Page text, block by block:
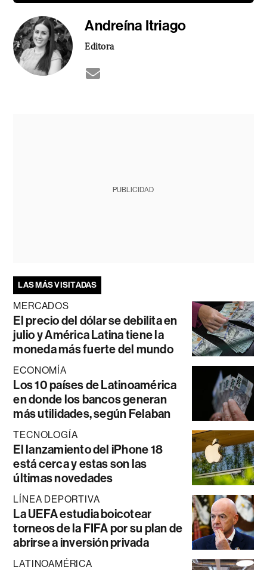
Andreína Itriago
Editora
PUBLICIDAD
LAS MÁS VISITADAS
MERCADOS
El precio del dólar se debilita en
julio y América Latina tiene la
moneda más fuerte del mundo
ECONOMÍA
Los 10 países de Latinoamérica
en donde los bancos generan
más utilidades, según Felaban
TECNOLOGÍA
El lanzamiento del iPhone 18
está cerca y estas son las
últimas novedades
LÍNEA DEPORTIVA
La UEFA estudia boicotear
torneos de la FIFA por su plan de
abrirse a inversión privada
LATINOAMÉRICA